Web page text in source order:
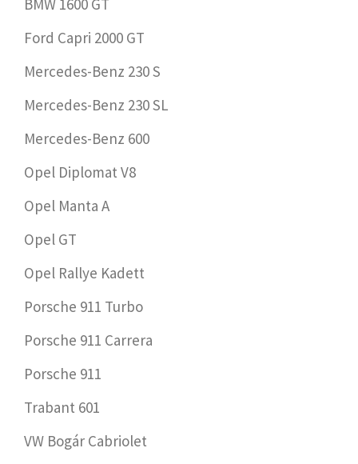
BMW 1600 GT
Ford Capri 2000 GT
Mercedes-Benz 230 S
Mercedes-Benz 230 SL
Mercedes-Benz 600
Opel Diplomat V8
Opel Manta A
Opel GT
Opel Rallye Kadett
Porsche 911 Turbo
Porsche 911 Carrera
Porsche 911
Trabant 601
VW Bogár Cabriolet